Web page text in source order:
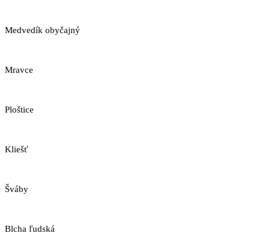
Medvedík obyčajný
Mravce
Ploštice
Kliešť
Šváby
Blcha ľudská